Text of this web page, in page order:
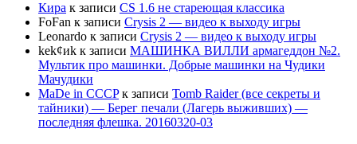
Кира к записи CS 1.6 не стареющая классика
FoFan к записи Crysis 2 — видео к выходу игры
Leonardo к записи Crysis 2 — видео к выходу игры
kek¢иk к записи МАШИНКА ВИЛЛИ армагеддон №2.
Мультик про машинки. Добрые машинки на Чудики
Мачудики
MaDe in CCCPк записи Tomb Raider (все секреты и
тайники) — Берег печали (Лагерь выживших) —
последняя флешка. 20160320-03